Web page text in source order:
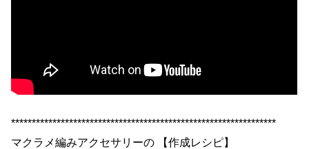
****************************************************************
マクラメ編みアクセサリーの 【作成レシピ】